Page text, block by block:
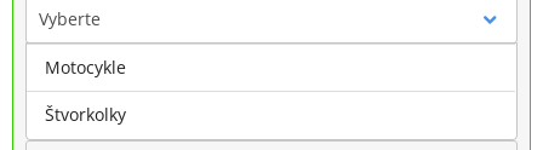
Vyberte
Značka
Motocykle
Štvorkolky